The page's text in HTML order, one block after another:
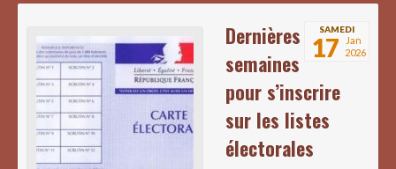
SAMEDI
17
Jan
2026
Dernières
semaines
pour s’inscrire
sur les listes
électorales